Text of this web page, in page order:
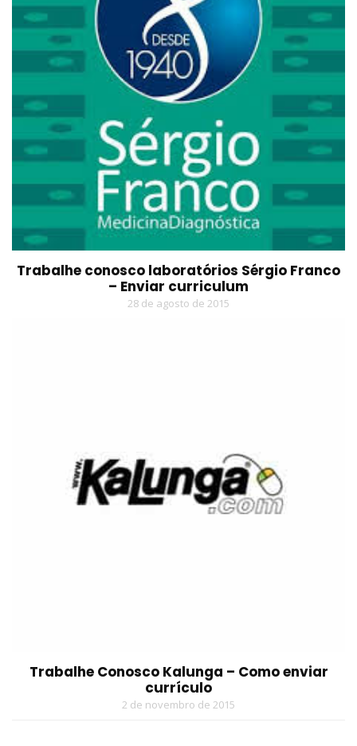
Trabalhe conosco laboratórios Sérgio Franco
– Enviar curriculum
28 de agosto de 2015
Trabalhe Conosco Kalunga – Como enviar
currículo
2 de novembro de 2015